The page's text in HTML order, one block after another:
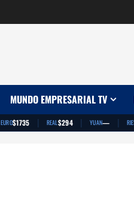
MUNDO EMPRESARIAL TV
EURO$1735 | REAL$294 | YUAN— |